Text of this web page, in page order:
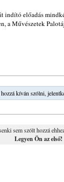
előadás
a Művészetek
kíván szólni,
sem szólt hozzá
Legyen Ön az első!